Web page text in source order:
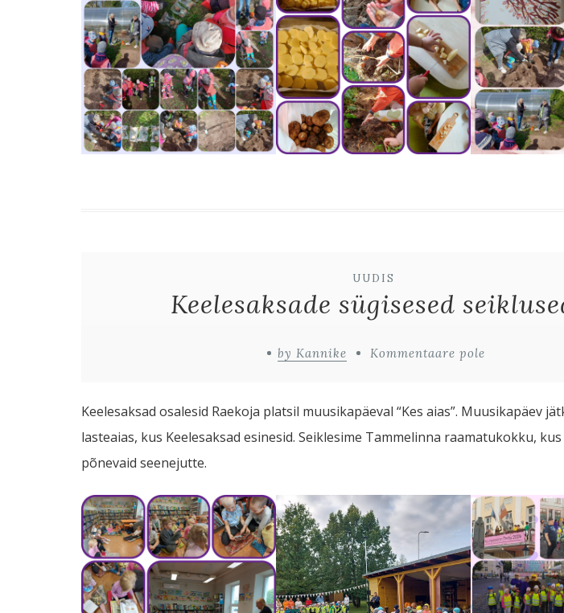
UUDIS
Keelesaksade sügisesed
by Kannike Kommentaare pole
Keelesaksad osalesid Raekoja platsil muusikapäeval “Kes aias”. Muusikapäev
lasteaias, kus Keelesaksad esinesid. Seiklesime Tammelinna raamatukokku,
põnevaid seenejutte.